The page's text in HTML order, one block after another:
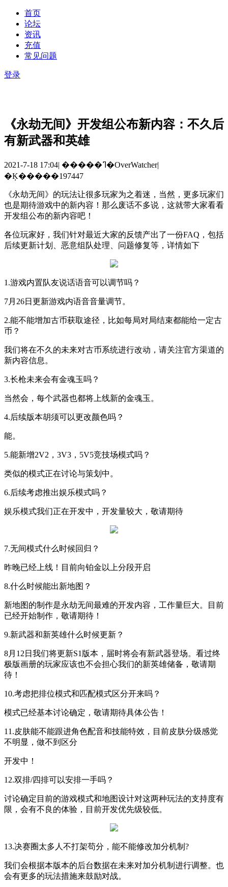
首页
论坛
资讯
充值
常见问题
登录
《永劫无间》开发组公布新内容：不久后
有新武器和英雄
2021-7-18 17:04| �����ߣ�OverWatcher|
�Ķ�����197447
《永劫无间》的玩法让很多玩家为之着迷，当然，更多玩家们
也是期待游戏中的新内容！那么废话不多说，这就带大家看看
开发组公布的新内容吧！
各位玩家好，我们针对最近大家的反馈产出了一份FAQ ，包括
后续更新计划、恶意组队处理、问题修复等，详情如下
1.游戏内置队友说话语音可以调节吗？
7月 26日更新游戏内语音音量调节。
2.能不能增加古币获取途径，比如每局对局结束都能给一定古
币？
我们将在不久的未来对古币系统进行改动，请关注官方渠道的
新内容信息。
3.长枪未来会有金魂玉吗？
当然会，每个武器也都将上线新的金魂玉。
4.后续版本胡须可以更改颜色吗？
能。
5.能新增2V2 ， 3V3 ， 5V5竞技场模式吗？
类似的模式正在讨论与策划中。
6.后续考虑推出娱乐模式吗？
娱乐模式我们正在开发中，开发量较大，敬请期待
7.无间模式什么时候回归？
昨晚已经上线！目前向铂金以上分段开启
8.什么时候能出新地图？
新地图的制作是永劫无间最难的开发内容，工作量巨大。目前
已经开始制作，敬请期待！
9.新武器和新英雄什么时候更新？
8月 12 日我们将更新S1 版本，届时将会有新武器登场。看过终
极版画册的玩家应该也不会担心我们的新英雄储备，敬请期
待！
10.考虑把排位模式和匹配模式区分开来吗？
模式已经基本讨论确定，敬请期待具体公告！
11.皮肤能不能跟进角色配音和技能特效，目前皮肤分级感觉
不明显，做不到区分
开发中！
12.双排/四排可以安排一手吗？
讨论确定目前的游戏模式和地图设计对这两种玩法的支持度有
限，会有不良的体验，目前开发优先级较低。
13.决赛圈太多人不打架苟分，能不能修改加分机制 ?
我们会根据本版本的后台数据在未来对加分机制进行调整。也
会有更多的玩法措施来鼓励对战。